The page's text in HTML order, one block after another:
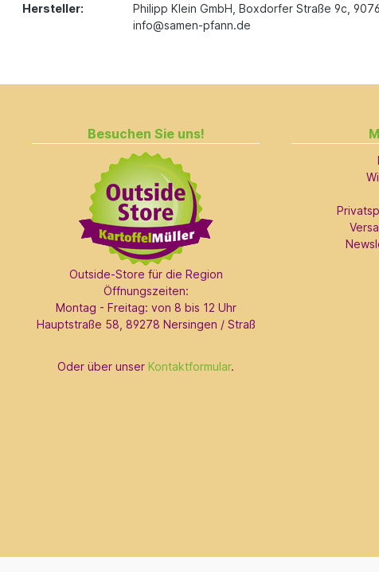
Hersteller:
Philipp Klein GmbH, Boxdorfer Straße 9c,
info@samen-pfann.de
Besuchen Sie uns!
Outside-Store für die Region
Öffnungszeiten:
Montag - Freitag: von 8 bis 12 Uhr
Hauptstraße 58, 89278 Nersingen / Straß
Oder über unser Kontaktformular.